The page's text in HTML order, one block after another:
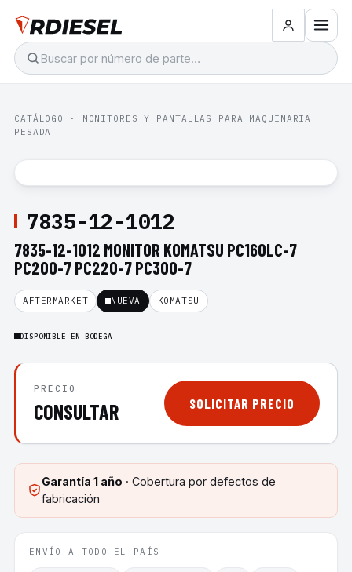
CATÁLOGO · MONITORES Y PANTALLAS PARA MAQUINARIA
PESADA
7835-12-1012
7835-12-1012 MONITOR KOMATSU PC160LC-7
PC200-7 PC220-7 PC300-7
AFTERMARKET NUEVA KOMATSU
DISPONIBLE EN BODEGA
PRECIO
CONSULTAR SOLICITAR PRECIO
Garantía 1 año · Cobertura por defectos de
fabricación
ENVÍO A TODO EL PAÍS